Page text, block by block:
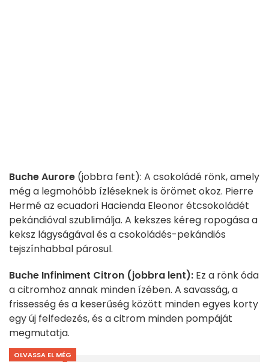
Buche Aurore (jobbra fent): A csokoládé rönk, amely
még a legmohóbb ízléseknek is örömet okoz. Pierre
Hermé az ecuadori Hacienda Eleonor étcsokoládét
pekándióval szublimálja. A kekszes kéreg ropogása a
keksz lágyságával és a csokoládés-pekándiós
tejszínhabbal párosul.
Buche Infiniment Citron (jobbra lent): Ez a rönk óda
a citromhoz annak minden ízében. A savasság, a
frissesség és a keserűség között minden egyes korty
egy új felfedezés, és a citrom minden pompáját
megmutatja.
OLVASSA EL MÉG